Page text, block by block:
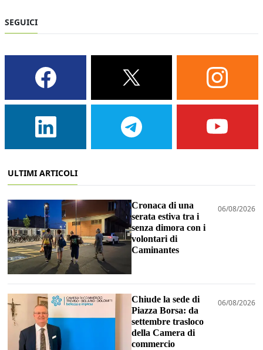
SEGUICI
ULTIMI ARTICOLI
Cronaca di una
serata estiva tra i
senza dimora con i
volontari di
Caminantes
06/08/2026
Chiude la sede di
Piazza Borsa: da
settembre trasloco
della Camera di
commercio
06/08/2026